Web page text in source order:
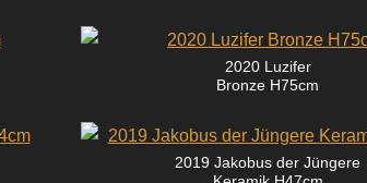
2020 Luzifer
Bronze H75cm
2019 Jakobus der Jüngere